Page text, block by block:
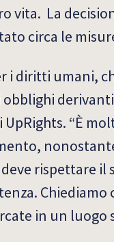
vita. La
circa le
i diritti umani,
obblighi
“È
rispettare il
Chiediamo
in un luogo